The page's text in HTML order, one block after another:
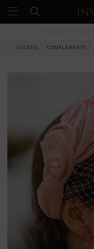
ACCUEIL COMPLÉMENTS